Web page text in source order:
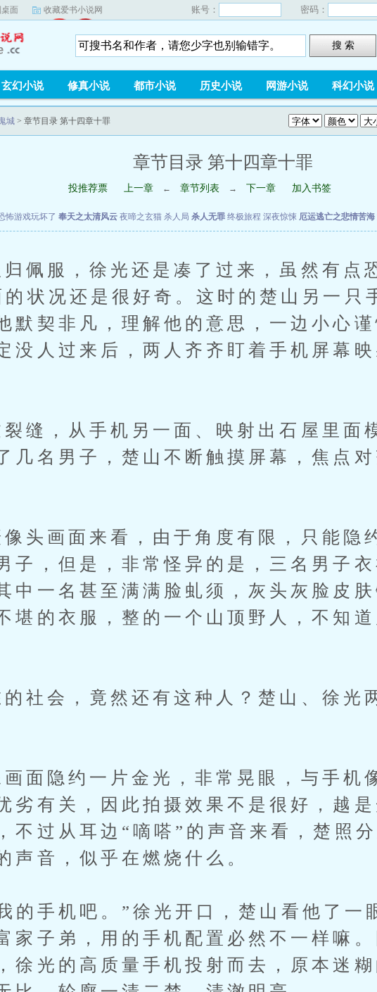
面 收藏爱书小说网 账号： 密码：
搜 索
玄幻小说 修真小说 都市小说 历史小说 网游小说 科幻小说
城 > 章节目录 第十四章十罪
章节目录 第十四章十罪
投推荐票 上一章 ← 章节列表 → 下一章 加入书签
怖游戏玩坏了 奉天之太清风云 夜啼之玄猫 杀人局 杀人无罪 终极旅程 深夜惊悚 厄运逃亡之悲情苦海
佩服，徐光还是凑了过来，虽然有点
的状况还是很好奇。这时的楚山另一只
默契非凡，理解他的意思，一边小心谨
没人过来后，两人齐齐盯着手机屏幕
缝，从手机另一面、映射出石屋里面
几名男子，楚山不断触摸屏幕，焦点
头画面来看，由于角度有限，只能隐
子，但是，非常怪异的是，三名男子
中一名甚至满满脸虬须，灰头灰脸皮
堪的衣服，整的一个山顶野人，不知
社会，竟然还有这种人？楚山、徐光
面隐约一片金光，非常晃眼，与手机
劣有关，因此拍摄效果不是很好，越
不过从耳边“嘀嗒”的声音来看，楚照
声音，似乎在燃烧什么。
手机吧。”徐光开口，楚山看他了一
家子弟，用的手机配置必然不一样嘛
徐光的高质量手机投射而去，原本迷